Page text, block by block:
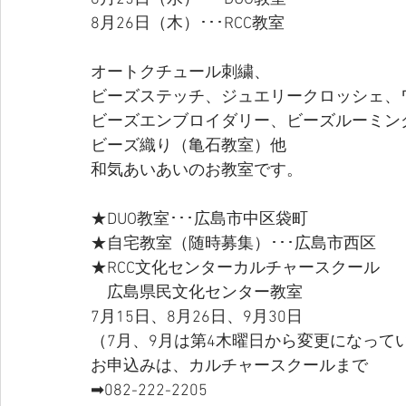
8月26日（木）･･･RCC教室
オートクチュール刺繍、
ビーズステッチ、ジュエリークロッシェ、
ビーズエンブロイダリー、ビーズルーミン
ビーズ織り（亀石教室）他
和気あいあいのお教室です。
★DUO教室･･･広島市中区袋町
★自宅教室（随時募集）･･･広島市西区
★RCC文化センターカルチャースクール
広島県民文化センター教室
7月15日、8月26日、9月30日
（7月、9月は第4木曜日から変更になって
お申込みは、カルチャースクールまで
➡082-222-2205